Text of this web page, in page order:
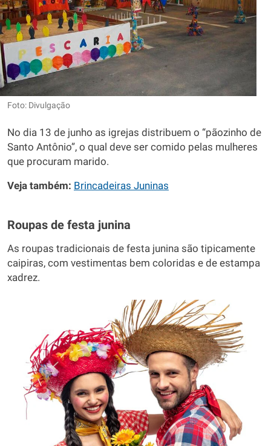
Foto: Divulgação
No dia 13 de junho as igrejas distribuem o “pãozinho de
Santo Antônio”, o qual deve ser comido pelas mulheres
que procuram marido.
Veja também: Brincadeiras Juninas
Roupas de festa junina
As roupas tradicionais de festa junina são tipicamente
caipiras, com vestimentas bem coloridas e de estampa
xadrez.